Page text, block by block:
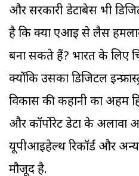
और सरकारी डेटाबेस भी
है कि क्या एआइ से लैस
बना सकते हैं? भारत के लिए
क्योंकि उसका डिजिटल
विकास की कहानी का अहम
और कॉर्पोरेट डेटा के अलावा
यूपीआइहेल्थ रिकॉर्ड और अन्य
मौजूद है.